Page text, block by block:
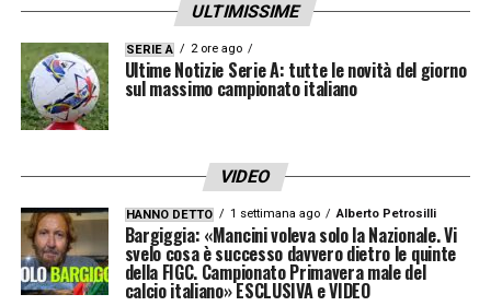
ULTIMISSIME
SERIE A 2 ore ago
Ultime Notizie Serie A: tutte le novità del giorno
sul massimo campionato italiano
VIDEO
HANNO DETTO 1 settimana ago Alberto Petrosilli
Bargiggia: «Mancini voleva solo la Nazionale. Vi
svelo cosa è successo davvero dietro le quinte
della FIGC. Campionato Primavera male del
calcio italiano» ESCLUSIVA e VIDEO